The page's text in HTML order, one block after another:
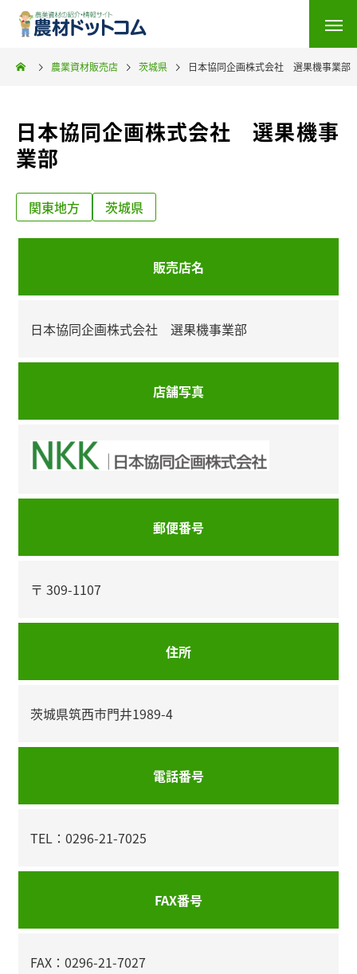
農業資材販売店 茨城県 日本協同企画株式会社 選果機事業部
日本協同企画株式会社 選果機事
業部
関東地方 茨城県
販売店名
日本協同企画株式会社 選果機事業部
店舗写真
郵便番号
〒 309-1107
住所
茨城県筑西市門井1989-4
電話番号
TEL：0296-21-7025
FAX番号
FAX：0296-21-7027